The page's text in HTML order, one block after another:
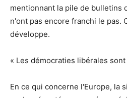
mentionnant la pile de bulletins
n'ont pas encore franchi le pas.
développe.
« Les démocraties libérales
En ce qui concerne l'Europe, la